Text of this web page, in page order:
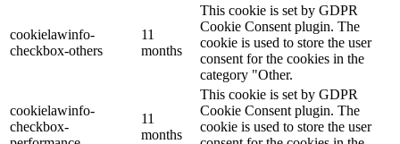
cookielawinfo-
checkbox-others
11
months
This cookie is set by GDPR
Cookie Consent plugin. The
cookie is used to store the user
consent for the cookies in the
category "Other.
cookielawinfo-
checkbox-
11
months
This cookie is set by GDPR
Cookie Consent plugin. The
cookie is used to store the user